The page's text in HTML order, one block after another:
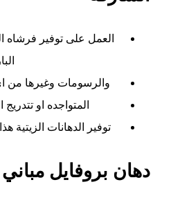
العمل على توفير فرشاه
والرسومات وغيرها من
المتواجده او
توفير الدهانات الزيتية
دهان بروفايل